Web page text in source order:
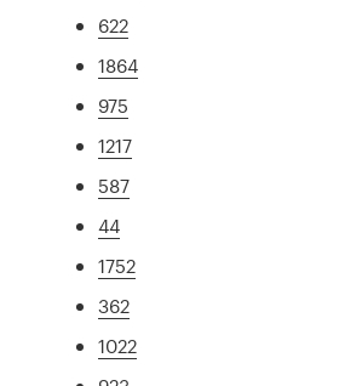
622
1864
975
1217
587
44
1752
362
1022